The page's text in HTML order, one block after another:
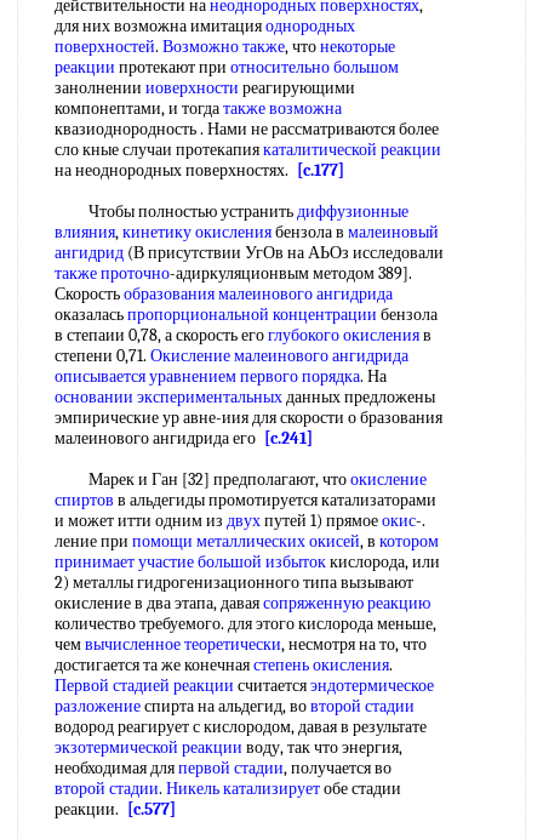
действительности нанеоднородных поверхностях,
для них возможна имитацияоднородных
поверхностей. Возможно также, чтонекоторые
реакции протекают при относительно большом
занолнении иоверхности реагирующими
компонептами, и тогдатакже возможна
квазиоднородность . Нами не рассматриваются более
сло кные случаи протекапиякаталитической реакции
на неоднородных поверхностях.
[c.177]
Чтобы полностью устранитьдиффузионные
влияния,кинетику окислениябензола в малеиновый
ангидрид (В присутствии УгОв на АЬОз исследовали
также проточно-адиркуляционвым методом 389].
Скоростьобразования малеинового ангидрида
оказаласьпропорциональной концентрации бензола
в степаии 0,78, а скорость егоглубокого окисленияв
степени 0,71. Окисление малеинового ангидрида
описывается уравнениемпервого порядка. На
основании экспериментальныхданных предложены
эмпирические ур авне-иия для скорости о бразования
малеинового ангидрида его [c.241]
Марек и Ган [32] предполагают, чтоокисление
спиртов в альдегиды промотируется катализаторами
и может итти одним из двухпутей 1) прямоеокис-.
ление при помощи металлическихокисей, в котором
принимает участиебольшой избытоккислорода, или
2) металлы гидрогенизационного типа вызывают
окисление в два этапа, даваясопряженную реакцию
количество требуемого. для этого кислорода меньше,
чемвычисленное теоретически, несмотря на то, что
достигается та же конечнаястепень окисления.
Первой стадией реакции считаетсяэндотермическое
разложениеспирта на альдегид, вовторой стадии
водород реагирует с кислородом, давая в результате
экзотермической реакции воду, так что энергия,
необходимая дляпервой стадии, получается во
второй стадии. Никель катализируетобе стадии
реакции.
[c.577]